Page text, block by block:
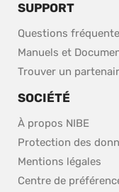
SUPPORT
Questions
Manuels et
Trouver un
SOCIÉTÉ
À propos NIBE
Protection des
Mentions légales
Centre de